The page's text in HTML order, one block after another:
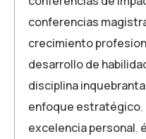
conferencias
crecimiento
desarrollo de
disciplina
enfoque estratégico,
excelencia personal,